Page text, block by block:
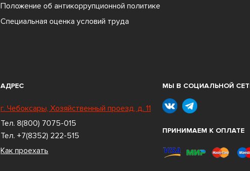
Положение об антикоррупционной политике
Специальная оценка условий труда
АДРЕС
г. Чебоксары, Хозяйственный проезд, д. 11
Тел. 8(800) 7075-015
Тел. +7(8352) 222-515
Как проехать
МЫ В СОЦИАЛЬНОЙ
ПРИНИМАЕМ К ОПЛАТЕ